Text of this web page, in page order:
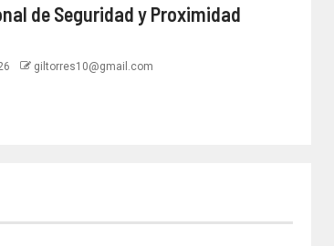
de Seguridad y Proximidad
giltorres10@gmail.com